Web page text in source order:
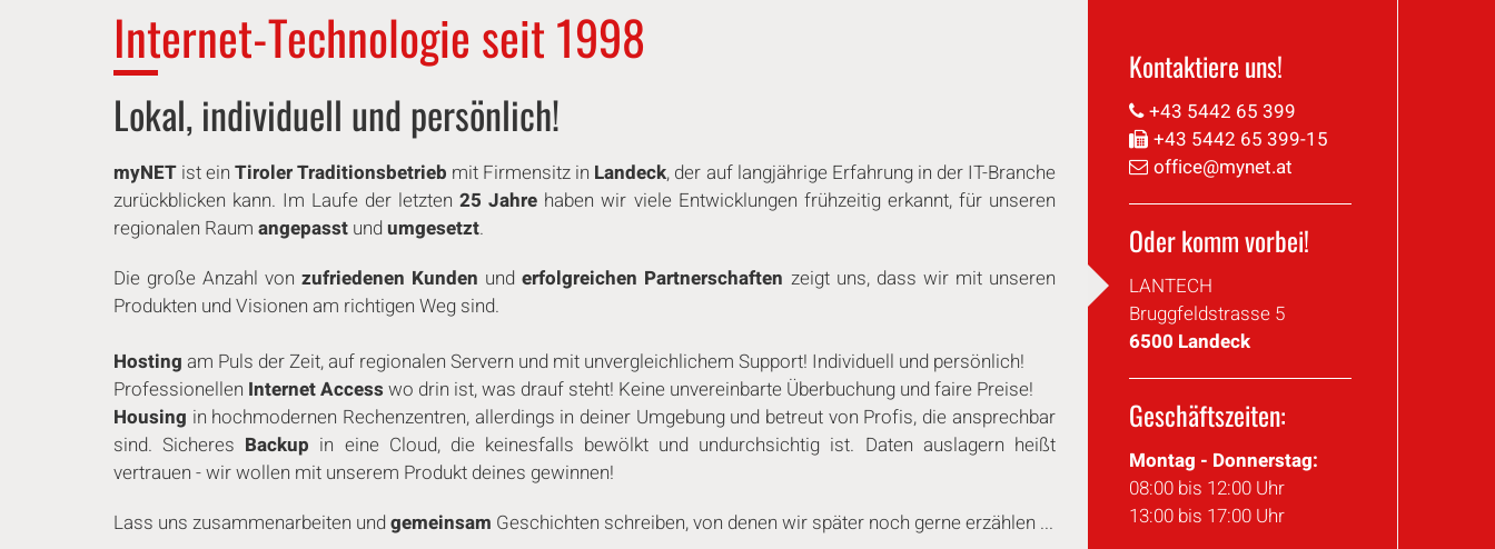
In­ter­net-Tech­no­lo­gie seit 1998
Lokal, in­di­vi­du­ell und persönlich!
myNET ist einTiroler Tra­di­ti­ons­be­trieb mit Firmensitz in Landeck, der auf lang­jäh­ri­ge Erfahrung in der IT-Branche
zu­rück­bli­cken kann. Im Laufe der letzten25 Jahre haben wir viele Ent­wick­lun­gen frühzeitig erkannt, für unseren
regionalen Raum angepasst undumgesetzt.
Die große Anzahl vonzu­frie­de­nen Kunden under­folg­rei­chen Part­ner­schaf­ten zeigt uns, dass wir mit unseren
Produkten und Visionen am richtigen Weg sind.
Hosting am Puls der Zeit, auf regionalen Servern und mit un­ver­gleich­li­chem Support! In­di­vi­du­ell und persönlich!
Pro­fes­sio­nel­len Internet Access wo drin ist, was drauf steht! Keine un­ver­ein­bar­te Über­bu­chung und faire Preise!
Housing in hoch­mo­der­nen Re­chen­zen­tren, allerdings in deiner Umgebung und betreut von Profis, die an­sprech­bar
sind. Sicheres Backup in eine Cloud, die kei­nes­falls bewölkt und un­durch­sich­tig ist. Daten auslagern heißt
vertrauen - wir wollen mit unserem Produkt deines gewinnen!
Lass uns zu­sam­men­ar­bei­ten undgemeinsam Ge­schich­ten schreiben, von denen wir später noch gerne erzählen ...
Kon­tak­tie­re uns!
+43 5442 65 399
+43 5442 65 399-15
office@​mynet.​at
Oder komm vorbei!
LANTECH
Brugg­feld­stras­se 5
6500 Landeck
Ge­schäfts­zei­ten:
Montag - Donnerstag:
08:00 bis 12:00 Uhr
13:00 bis 17:00 Uhr